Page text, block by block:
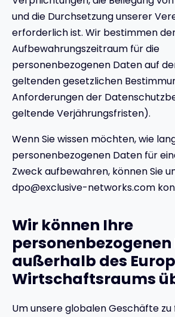
und die Durchsetzung unserer
erforderlich ist. Wir bestimmen
Aufbewahrungszeitraum für die
personenbezogenen Daten auf
geltenden gesetzlichen
Anforderungen der
geltende Verjährungsfristen).
Wenn Sie wissen möchten, wie
personenbezogenen Daten für
Zweck aufbewahren, können Sie
dpo@exclusive-networks.com
Wir können Ihre
außerhalb des
Wirtschaftsraums
Um unsere globalen Geschäfte